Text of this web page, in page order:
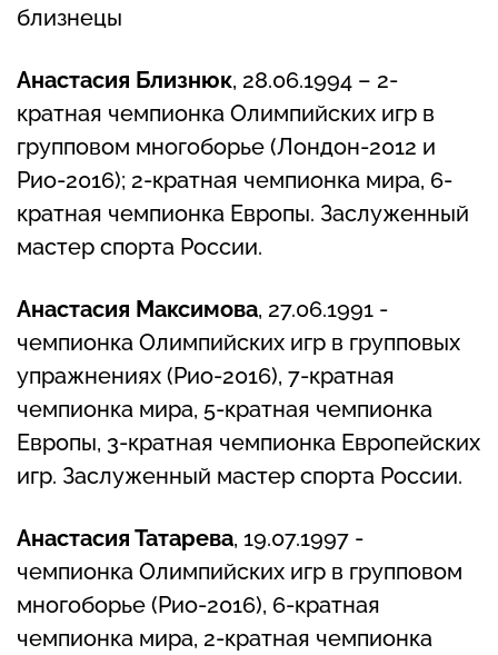
близнецы
Анастасия Близнюк, 28.06.1994 – 2-
кратная чемпионка Олимпийских игр в
групповом многоборье (Лондон-2012 и
Рио-2016); 2-кратная чемпионка мира, 6-
кратная чемпионка Европы. Заслуженный
мастер спорта России.
Анастасия Максимова, 27.06.1991 -
чемпионка Олимпийских игр в групповых
упражнениях (Рио-2016), 7-кратная
чемпионка мира, 5-кратная чемпионка
Европы, 3-кратная чемпионка Европейских
игр. Заслуженный мастер спорта России.
Анастасия Татарева, 19.07.1997 -
чемпионка Олимпийских игр в групповом
многоборье (Рио-2016), 6-кратная
чемпионка мира, 2-кратная чемпионка